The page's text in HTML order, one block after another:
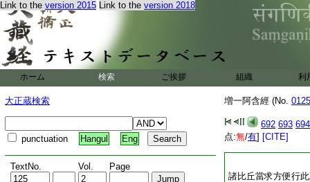
Link to the version 2015 Link to the version 2018
ホーム 検索 ご挨拶 組織 利
大正蔵検索
punctuation Hangul Eng
TextNo. Vol. Page
増一阿含經 (No.
692 693 694
点:無/有] [CITE]
諸比丘當求方便行